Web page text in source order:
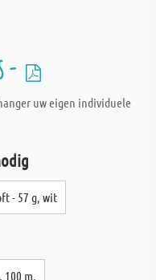
-
uw eigen individuele
- 57 g, wit
100 m.